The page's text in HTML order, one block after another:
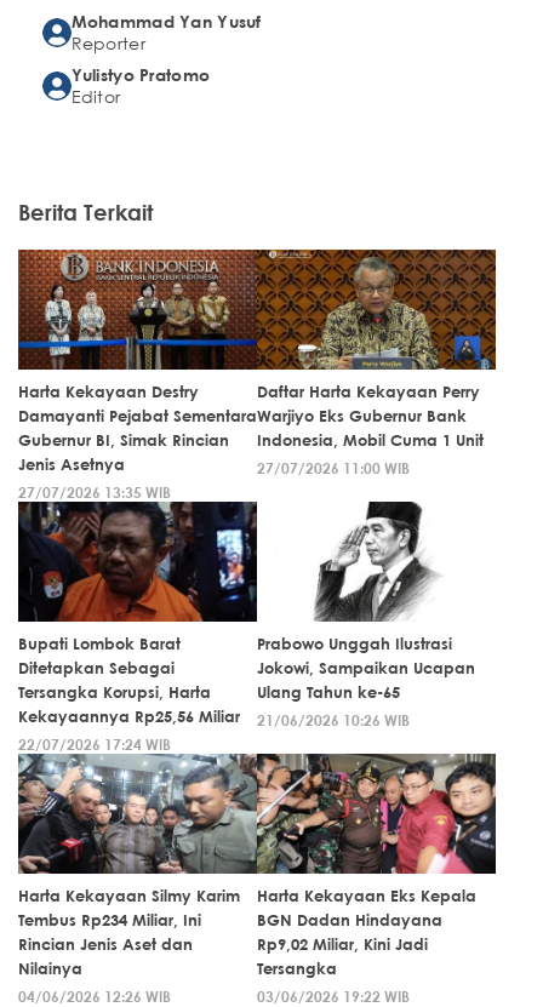
Mohammad Yan Yusuf
Reporter
Yulistyo Pratomo
Editor
Berita Terkait
Harta Kekayaan Destry
Damayanti Pejabat Sementara
Gubernur BI, Simak Rincian
Jenis Asetnya
27/07/2026 13:35 WIB
Daftar Harta Kekayaan Perry
Warjiyo Eks Gubernur Bank
Indonesia, Mobil Cuma 1 Unit
27/07/2026 11:00 WIB
Bupati Lombok Barat
Ditetapkan Sebagai
Tersangka Korupsi, Harta
Kekayaannya Rp25,56 Miliar
22/07/2026 17:24 WIB
Prabowo Unggah Ilustrasi
Jokowi, Sampaikan Ucapan
Ulang Tahun ke-65
21/06/2026 10:26 WIB
Harta Kekayaan Silmy Karim
Tembus Rp234 Miliar, Ini
Rincian Jenis Aset dan
Nilainya
04/06/2026 12:26 WIB
Harta Kekayaan Eks Kepala
BGN Dadan Hindayana
Rp9,02 Miliar, Kini Jadi
Tersangka
03/06/2026 19:22 WIB